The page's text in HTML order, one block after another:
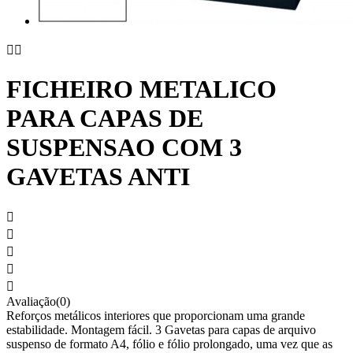
 
FICHEIRO METALICO
PARA CAPAS DE
SUSPENSAO COM 3
GAVETAS ANTI





Avaliação(0)
Reforços metálicos interiores que proporcionam uma grande
estabilidade. Montagem fácil. 3 Gavetas para capas de arquivo
suspenso de formato A4, fólio e fólio prolongado, uma vez que as